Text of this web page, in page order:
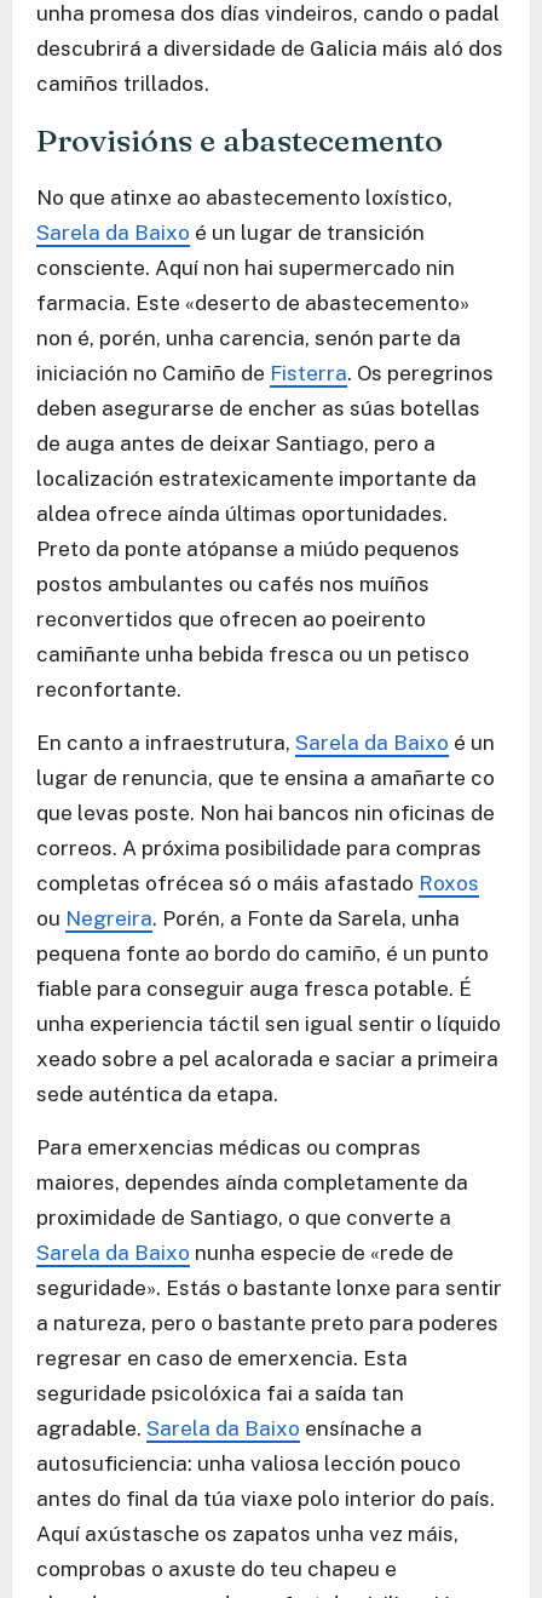
unha promesa dos días vindeiros, cando o padal
descubrirá a diversidade de Galicia máis aló dos
camiños trillados.
Provisións e abastecemento
No que atinxe ao abastecemento loxístico,
Sarela da Baixo é un lugar de transición
consciente. Aquí non hai supermercado nin
farmacia. Este «deserto de abastecemento»
non é, porén, unha carencia, senón parte da
iniciación no Camiño de Fisterra. Os peregrinos
deben asegurarse de encher as súas botellas
de auga antes de deixar Santiago, pero a
localización estratexicamente importante da
aldea ofrece aínda últimas oportunidades.
Preto da ponte atópanse a miúdo pequenos
postos ambulantes ou cafés nos muíños
reconvertidos que ofrecen ao poeirento
camiñante unha bebida fresca ou un petisco
reconfortante.
En canto a infraestrutura, Sarela da Baixo é un
lugar de renuncia, que te ensina a amañarte co
que levas poste. Non hai bancos nin oficinas de
correos. A próxima posibilidade para compras
completas ofrécea só o máis afastado Roxos
ou Negreira. Porén, a Fonte da Sarela, unha
pequena fonte ao bordo do camiño, é un punto
fiable para conseguir auga fresca potable. É
unha experiencia táctil sen igual sentir o líquido
xeado sobre a pel acalorada e saciar a primeira
sede auténtica da etapa.
Para emerxencias médicas ou compras
maiores, dependes aínda completamente da
proximidade de Santiago, o que converte a
Sarela da Baixo nunha especie de «rede de
seguridade». Estás o bastante lonxe para sentir
a natureza, pero o bastante preto para poderes
regresar en caso de emerxencia. Esta
seguridade psicolóxica fai a saída tan
agradable. Sarela da Baixo ensínache a
autosuficiencia: unha valiosa lección pouco
antes do final da túa viaxe polo interior do país.
Aquí axústasche os zapatos unha vez máis,
comprobas o axuste do teu chapeu e